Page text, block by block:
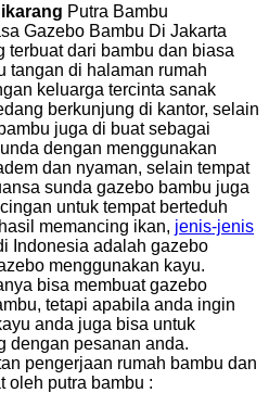
Putra Bambu
Gazebo Bambu Di Jakarta
terbuat dari bambu dan biasa
tangan di halaman rumah
keluarga tercinta sanak
berkunjung di kantor, selain
juga di buat sebagai
dengan menggunakan
dan nyaman, selain tempat
sunda gazebo bambu juga
untuk tempat berteduh
memancing ikan, jenis-jenis
Indonesia adalah gazebo
menggunakan kayu.
bisa membuat gazebo
tetapi apabila anda ingin
anda juga bisa untuk
dengan pesanan anda.
pengerjaan rumah bambu dan
oleh putra bambu :